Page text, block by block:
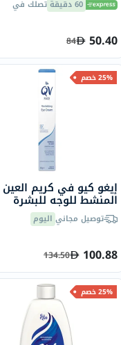
60 دقيقة تصلك في
50.40
84
25% خصم
إيغو كيو في كريم العين
المنشط للوجه للبشرة
الحساسة 30 جرام
توصيل مجاني اليوم
100.88
134.50
25% خصم